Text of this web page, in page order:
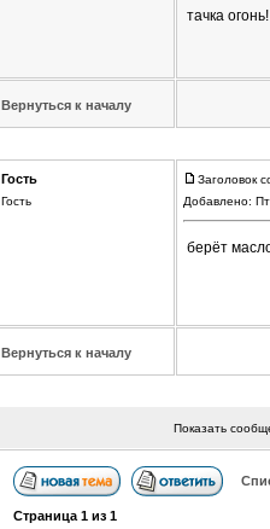
тачка
Вернуться к началу
Гость
Гость
Заголовок
Добавлено:
берёт
Вернуться к началу
Показать
Страница 1из 1